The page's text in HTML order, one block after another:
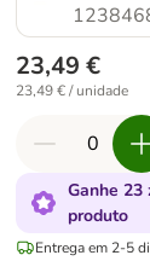
23,49 €
23,49 € / unidade
Ganhe 23
produto
Entrega em 2-5